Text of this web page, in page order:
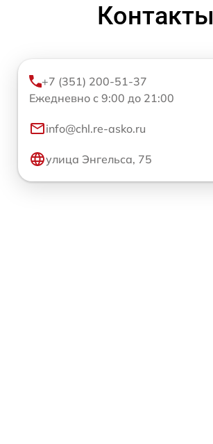
Контакты
+7 (351) 200-51-37
Ежедневно с 9:00 до 21:00
info@chl.re-asko.ru
улица Энгельса, 75